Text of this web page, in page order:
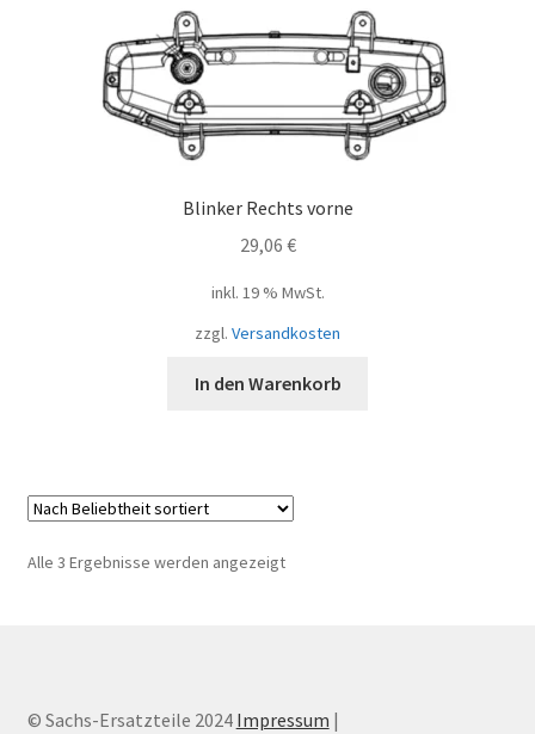
Blinker Rechts vorne
29,06 €
inkl. 19 % MwSt.
zzgl. Versandkosten
In den Warenkorb
Alle 3 Ergebnisse werden angezeigtNach
© Sachs-Ersatzteile 2024 Impressum |